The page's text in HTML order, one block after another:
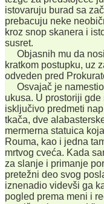
istovaruju burad sa
prebacuju neke
kroz snop skanera i
susret.
Objasnih mu da
kratkom postupku, uz
odveden pred
Osvajač je namestio
ukusa. U prostoriji
isključivo predmeti
tkača, dve
mermerna statuica
Rouma, kao i jedna
mrtvog cveća. Kada
za slanje i primanje
pretežni deo svog
iznenadio videvši ga
pogled prema meni i